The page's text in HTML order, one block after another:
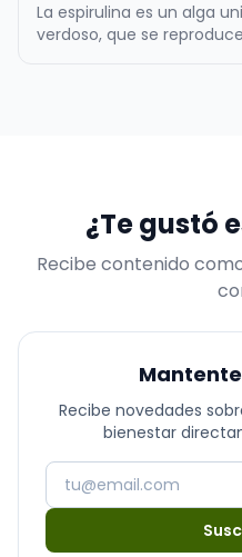
La espirulina es un alga
verdoso, que se
¿Te gustó
Recibe contenido
Recibe novedades
bienestar